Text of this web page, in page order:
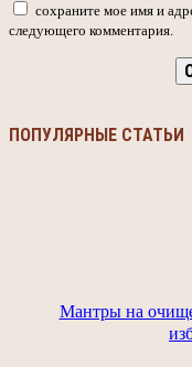
сохраните мое имя и
следующего комментария.
ПОПУЛЯРНЫЕ СТАТЬИ
Мантры на